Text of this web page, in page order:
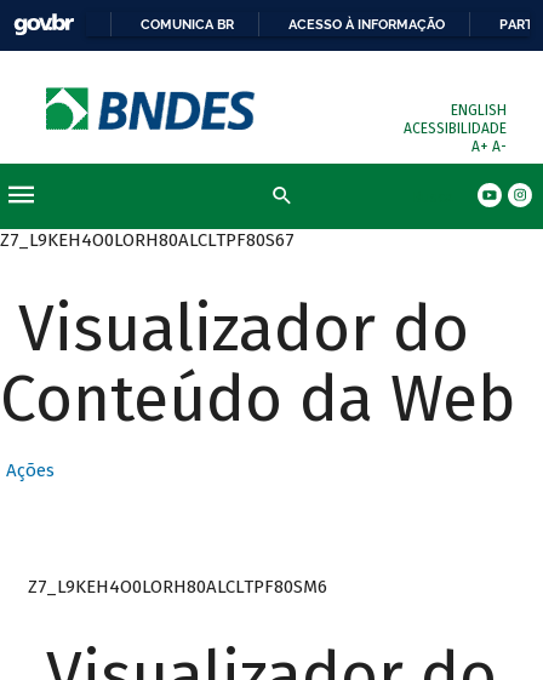
COMUNICA BR ACESSO À INFORMAÇÃO
ENGLISH
ACESSIBILIDADE
A+ A-
Z7_L9KEH4O0LORH80ALCLTPF80S67
Visualizador do
Conteúdo da Web
Ações
Z7_L9KEH4O0LORH80ALCLTPF80SM6